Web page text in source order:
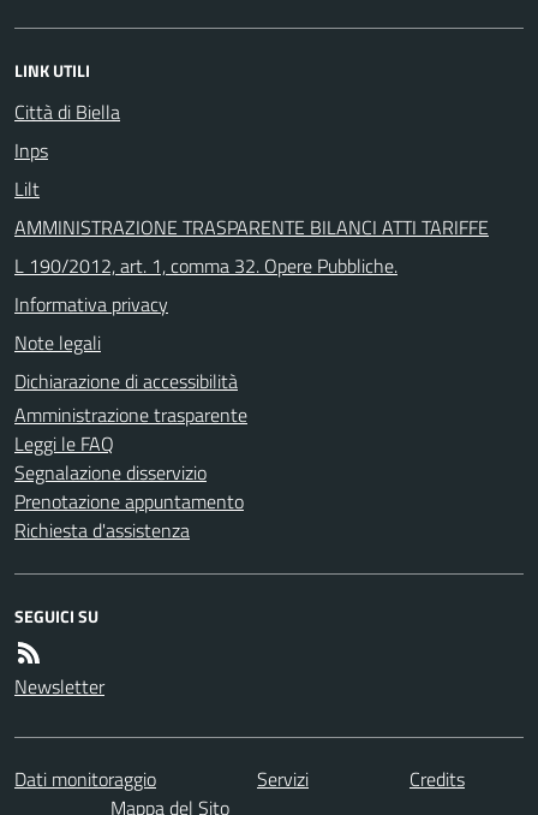
LINK UTILI
Città di Biella
Inps
Lilt
AMMINISTRAZIONE TRASPARENTE BILANCI ATTI TARIFFE
L 190/2012, art. 1, comma 32. Opere Pubbliche.
Informativa privacy
Note legali
Dichiarazione di accessibilità
Amministrazione trasparente
Leggi le FAQ
Segnalazione disservizio
Prenotazione appuntamento
Richiesta d'assistenza
SEGUICI SU
Newsletter
Dati monitoraggio Servizi
Credits
Mappa del Sito